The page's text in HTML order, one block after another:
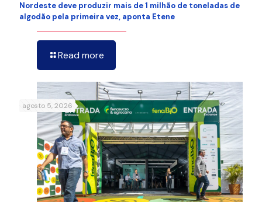
Nordeste deve produzir mais de 1 milhão de toneladas de
algodão pela primeira vez, aponta Etene
Read more
agosto 5, 2026